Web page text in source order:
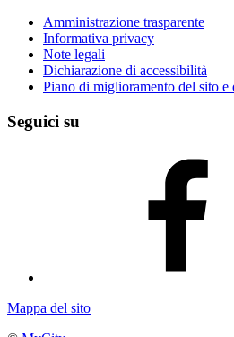
Amministrazione trasparente
Informativa privacy
Note legali
Dichiarazione di accessibilità
Piano di miglioramento del sito e
Seguici su
Mappa del sito